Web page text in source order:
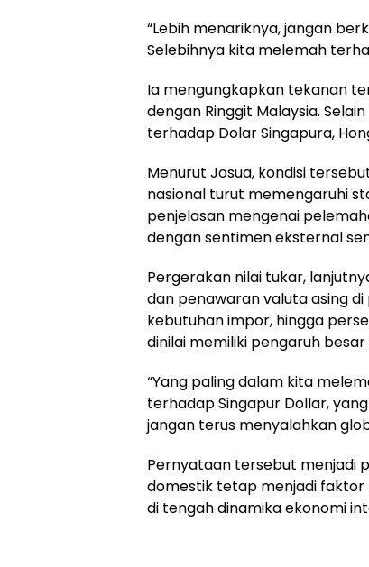
“Lebih menariknya, jangan
Selebihnya kita melemah
Ia mengungkapkan tekanan
dengan Ringgit Malaysia.
terhadap Dolar Singapura,
Menurut Josua, kondisi
nasional turut memengaruhi
penjelasan mengenai
dengan sentimen eksternal
Pergerakan nilai tukar,
dan penawaran valuta asing
kebutuhan impor, hingga
dinilai memiliki pengaruh
“Yang paling dalam kita
terhadap Singapur Dollar,
jangan terus menyalahkan
Pernyataan tersebut menjadi
domestik tetap menjadi faktor
di tengah dinamika ekonomi